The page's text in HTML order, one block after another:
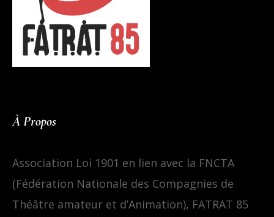
À Propos
Association Loi 1901 en lien avec la FNCTA
(Fédération Nationale des Compagnies de
Théâtre amateur et d’Animation), FATRAT 85